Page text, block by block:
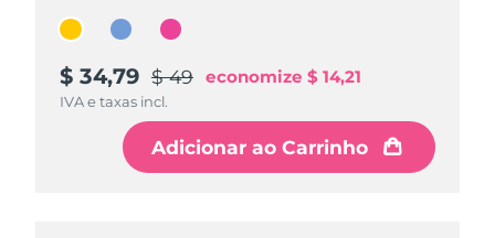
$ 34,79 $ 49 economize $ 14,21
IVA e taxas incl.
Adicionar ao Carrinho
$ 34,79 $ 49 economize $ 14,21
IVA e taxas incl.
Adicionar ao Carrinho
$ 34,79 $ 49 economize $ 14,21
IVA e taxas incl.
Adicionar ao Carrinho